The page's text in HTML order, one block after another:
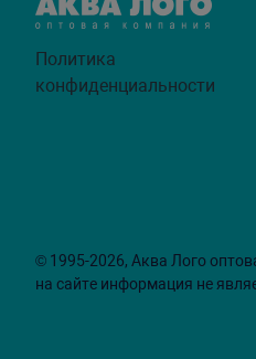
Политика
конфиденциальности
© 1995-2026, Аква Лого
на сайте информация не